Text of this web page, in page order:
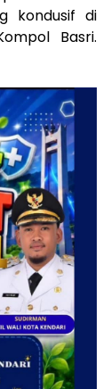
kondusif di
Basri.